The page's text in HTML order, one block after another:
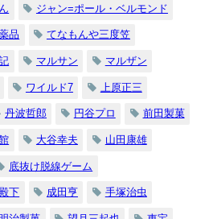
ジャン=ポール・ベルモンド
品 てなもんや三度笠
マルサン マルザン
ワイルド7 上原正三
丹波哲郎 円谷プロ 前田製菓
大谷幸夫 山田康雄
底抜け脱線ゲーム
下 成田亨 手塚治虫